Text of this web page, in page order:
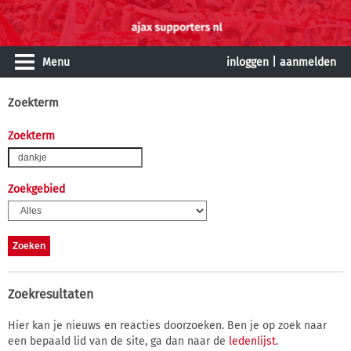
Menu inloggen aanmelden
Zoekterm
Zoekterm
Zoekgebied
Zoekresultaten
Hier kan je nieuws en reacties doorzoeken. Ben je op zoek naar
een bepaald lid van de site, ga dan naar de ledenlijst.